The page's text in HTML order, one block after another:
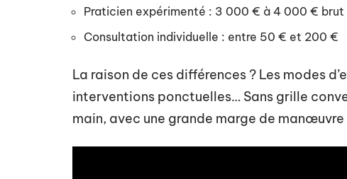
Praticien expérimenté : 3 000 € à 4 000 € brut
Consultation individuelle : entre 50 € et 200 €
La raison de ces différences ? Les modes
interventions ponctuelles… Sans grille
main, avec une grande marge de